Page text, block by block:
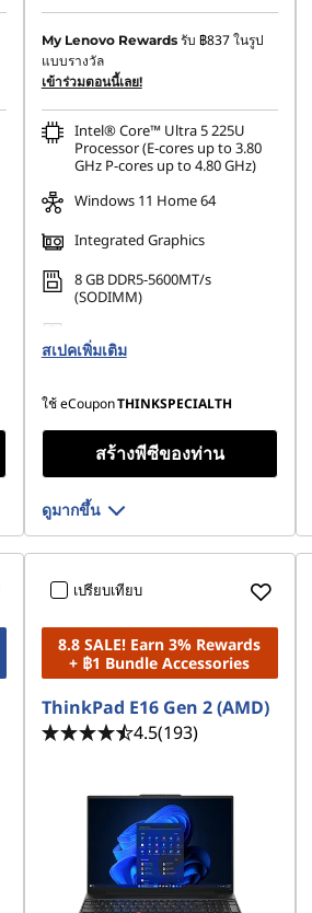
ประหยัดทันที : -฿19,548.56
หรือ
การประหยัด eCoupon :-฿22,931.78
*Savings cannot be combined
My Lenovo Rewards รับ ฿837ในรูป
แบบรางวัล
เข้าร่วมตอนนี้เลย!
Intel® Core™ Ultra 5 225U
Processor (E-cores up to 3.80
GHz P-cores up to 4.80 GHz)
Windows 11 Home 64
Integrated Graphics
8 GB DDR5-5600MT/s
(SODIMM)
Gen4 TLC Opal
สเปคเพิ่มเติม
ใช้ eCouponTHINKSPECIALTH
สร้างพีซีของท่าน
ดูมากขึ้น
เปรียบเทียบ
8.8 SALE! Earn 3% Rewards
+ ฿1 Bundle Accessories
ThinkPad E16 Gen 2 (AMD)
4.5(193)